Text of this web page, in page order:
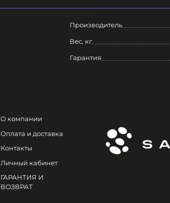
Производитель
Вес, кг
Гарантия
О компании
Оплата и доставка
Контакты
Личный кабинет
ГАРАНТИЯ И
ВОЗВРАТ